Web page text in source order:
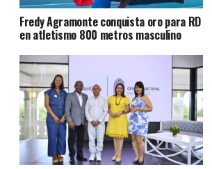
Fredy Agramonte conquista oro para RD
en atletismo 800 metros masculino